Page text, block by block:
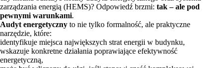
zarządzania energią (HEMS)? Odpowiedź brzmi: tak – ale pod
pewnymi warunkami.
Audyt energetyczny to nie tylko formalność, ale praktyczne
narzędzie, które:
identyfikuje miejsca największych strat energii w budynku,
wskazuje konkretne działania poprawiające efektywność
energetyczną,